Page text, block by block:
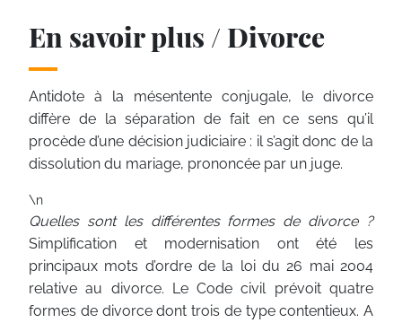
En savoir plus / Divorce
Antidote à la mésentente conjugale, le divorce
diffère de la séparation de fait en ce sens qu’il
procède d’une décision judiciaire : il s’agit donc de la
dissolution du mariage, prononcée par un juge.
\n
Quelles sont les différentes formes de divorce ?
Simplification et modernisation ont été les
principaux mots d’ordre de la loi du 26 mai 2004
relative au divorce. Le Code civil prévoit quatre
formes de divorce dont trois de type contentieux. A